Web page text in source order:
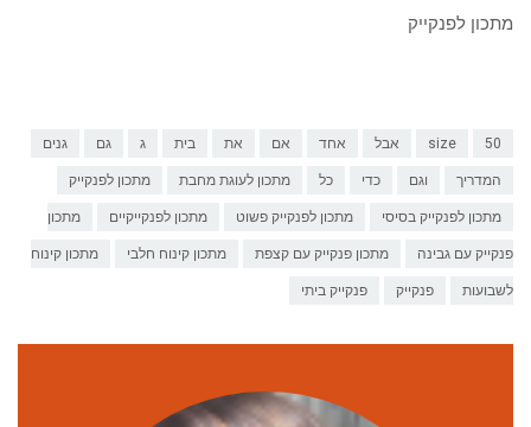
מתכון לפנקייק
50
size אבל אחד אם את בית ג גם גנים
המדריך וגם כדי כל מתכון לעוגת מחבת מתכון לפנקייק
מתכון לפנקייק בסיסי מתכון לפנקייק פשוט מתכון לפנקייקיים מתכון
פנקייק עם גבינה מתכון פנקייק עם קצפת מתכון קינוח חלבי מתכון קינוח
לשבועות פנקייק פנקייק ביתי